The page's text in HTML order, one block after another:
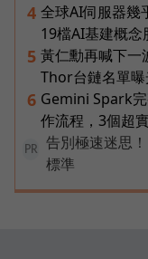
4 全球AI伺服器幾
19檔AI基建概念
5 黃仁勳再喊下一
Thor台鏈名單
6 Gemini Spark
作流程，3個超
PR
告別極速迷思
標準